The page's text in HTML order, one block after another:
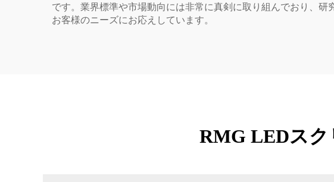
です。業界標準や市場動向には非常に真剣に取り組んでおり、
お客様のニーズにお応えしています。
RMG LEDスク